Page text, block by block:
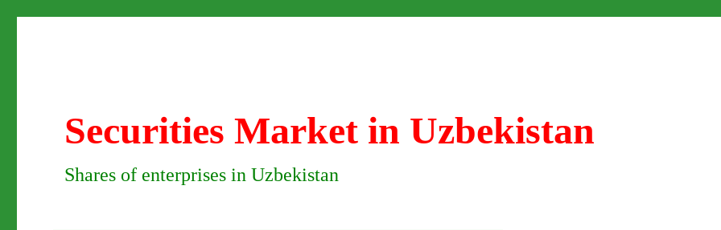
Securities Market in Uzbekistan
Shares of enterprises in Uzbekistan